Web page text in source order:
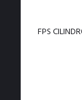
FPS